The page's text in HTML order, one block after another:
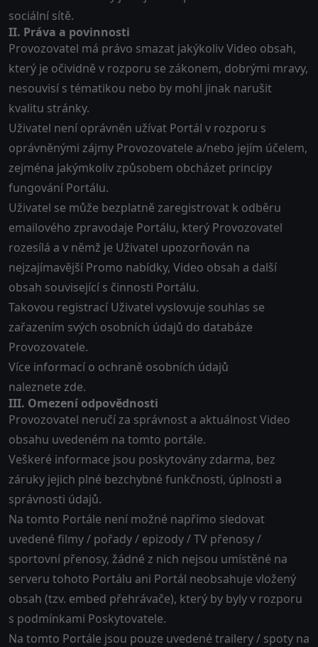
sociální sítě.
II. Práva a povinnosti
Provozovatel má právo smazat jakýkoliv Video obsah,
který je očividně v rozporu se zákonem, dobrými mravy,
nesouvisí s tématikou nebo by mohl jinak narušit
kvalitu stránky.
Uživatel není oprávněn užívat Portál v rozporu s
oprávněnými zájmy Provozovatele a/nebo jejím účelem,
zejména jakýmkoliv způsobem obcházet principy
fungování Portálu.
Uživatel se může bezplatně zaregistrovat k odběru
emailového zpravodaje Portálu, který Provozovatel
rozesílá a v němž je Uživatel upozorňován na
nejzajímavější Promo nabídky, Video obsah a další
obsah související s činnosti Portálu.
Takovou registrací Uživatel vyslovuje souhlas se
zařazením svých osobních údajů do databáze
Provozovatele.
Více informací o ochraně osobních údajů
naleznete zde.
III. Omezení odpovědnosti
Provozovatel neručí za správnost a aktuálnost Video
obsahu uvedeném na tomto portále.
Veškeré informace jsou poskytovány zdarma, bez
záruky jejich plné bezchybné funkčnosti, úplnosti a
správnosti údajů.
Na tomto Portále není možné napřímo sledovat
uvedené filmy / pořady / epizody / TV přenosy /
sportovní přenosy, žádné z nich nejsou umístěné na
serveru tohoto Portálu ani Portál neobsahuje vložený
obsah (tzv. embed přehrávače), který by byly v rozporu
s podmínkami Poskytovatele.
Na tomto Portále jsou pouze uvedené trailery / spoty na